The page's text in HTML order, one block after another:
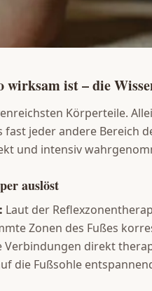
wirksam ist – die
Körperteile.
fast jeder andere Bereich
und intensiv
auslöst
Laut der
Zonen des Fußes
Verbindungen direkt
die Fußsohle